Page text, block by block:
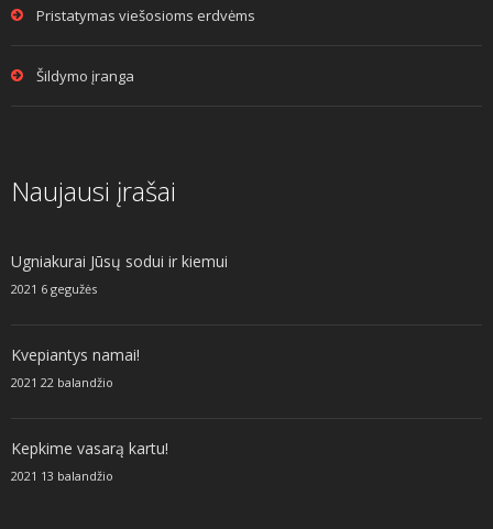
Pristatymas viešosioms erdvėms
Šildymo įranga
Naujausi įrašai
Ugniakurai Jūsų sodui ir kiemui
2021 6 gegužės
Kvepiantys namai!
2021 22 balandžio
Kepkime vasarą kartu!
2021 13 balandžio